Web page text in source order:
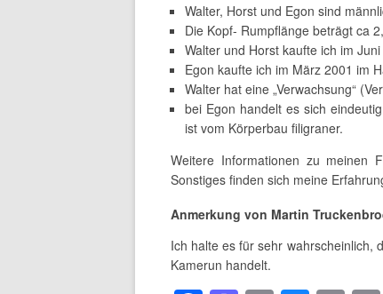
Walter, Horst und Egon sind
Die Kopf- Rumpflänge beträgt ca
Walter und Horst kaufte ich im
Egon kaufte ich im März 2001 im
Walter hat eine „Verwachsung“
bei Egon handelt es sich
ist vom Körperbau filigraner.
Weitere Informationen zu meinen
Sonstiges finden sich meine
Anmerkung von Martin
Ich halte es für sehr wahrscheinlich,
Kamerun handelt.